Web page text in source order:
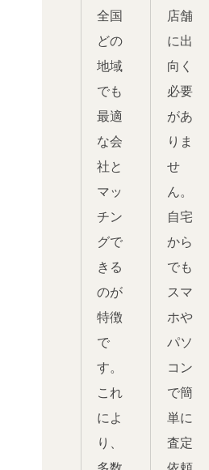
全国
どの
地域
でも
最適
な会
社と
マッ
チン
グで
きる
のが
特徴
で
す。
これ
によ
り、
店舗
に出
向く
必要
があ
りま
せ
ん。
自宅
から
でも
スマ
ホや
パソ
コン
で簡
単に
査定